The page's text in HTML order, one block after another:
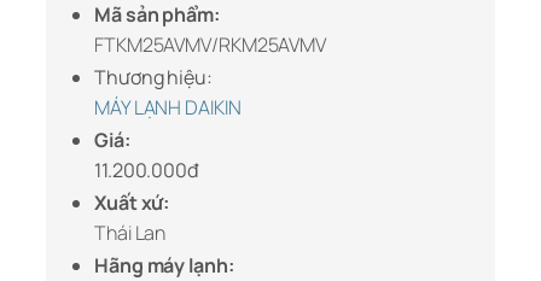
Mã sản phẩm:
FTKM25AVMV/RKM25AVMV
Thương hiệu:
MÁY LẠNH DAIKIN
Giá:
11.200.000đ
Xuất xứ:
Thái Lan
Hãng máy lạnh: